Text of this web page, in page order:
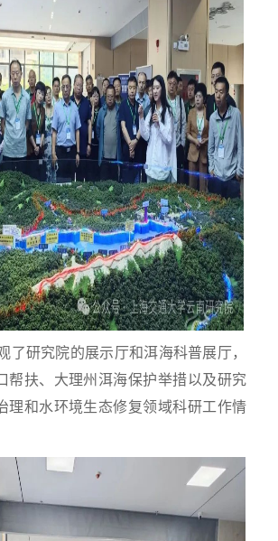
了研究院的展示厅和洱海科普展厅，
帮扶、大理州洱海保护举措以及研究
理和水环境生态修复领域科研工作情